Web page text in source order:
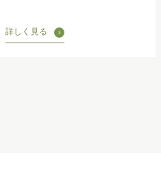
詳しく見る